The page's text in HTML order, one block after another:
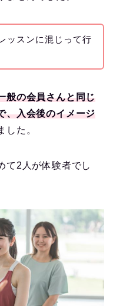
ッスンに混じって行
般の会員さんと同じ
、入会後のイメージ
した。
て2人が体験者でし